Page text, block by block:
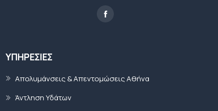
ΥΠΗΡΕΣΊΕΣ
Απολυμάνσεις & Απεντομώσεις Αθήνα
Άντληση Υδάτων